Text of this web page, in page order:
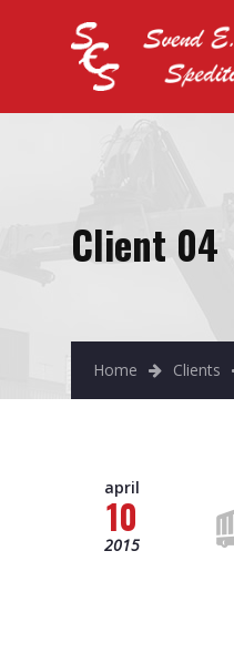
Specialtransport
Client 04
Home Clients
april
10
2015